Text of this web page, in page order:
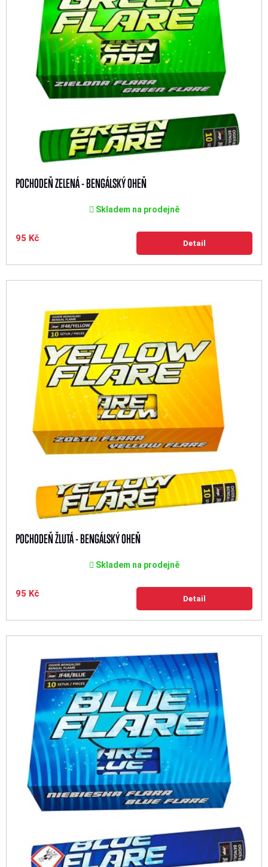
POCHODEŇ ZELENÁ - BENGÁLSKÝ OHEŇ
Skladem na prodejně
95 Kč Detail
POCHODEŇ ŽLUTÁ - BENGÁLSKÝ OHEŇ
Skladem na prodejně
95 Kč Detail